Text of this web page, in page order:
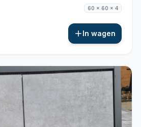
60 x 60 x 4
In wagen